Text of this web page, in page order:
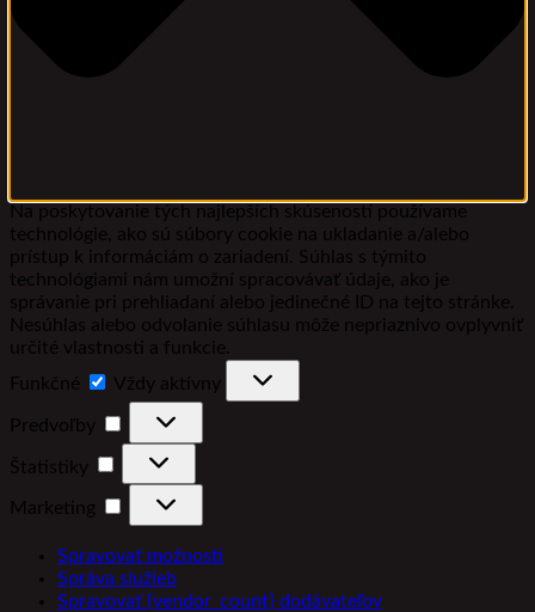
Na poskytovanie tých najlepších skúseností používame
technológie, ako sú súbory cookie na ukladanie a/alebo
prístup k informáciám o zariadení. Súhlas s týmito
technológiami nám umožní spracovávať údaje, ako je
správanie pri prehliadaní alebo jedinečné ID na tejto stránke.
Nesúhlas alebo odvolanie súhlasu môže nepriaznivo ovplyvniť
určité vlastnosti a funkcie.
Funkčné
Vždy aktívny
Predvoľby
Štatistiky
Štatistiky
Marketing
Spravovať možnosti
Správa služieb
Spravovať {vendor_count} dodávateľov